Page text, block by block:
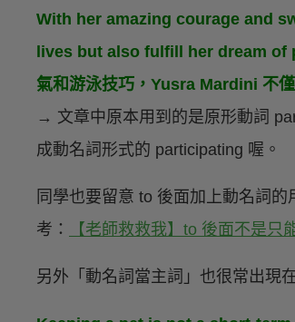
With her amazing courage and
lives but also fulfill her dream of
氣和游泳技巧，Yusra Mardini 不
→ 文章中原本用到的是原形動詞
成動名詞形式的 participating 喔。
同學也要留意 to 後面加上動名詞
考：
【老師救救我】to 後面不是只
另外「動名詞當主詞」也很常出現